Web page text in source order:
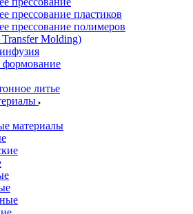
прессование пластиков
прессование полимеров
Molding)
формование
литье
материалы